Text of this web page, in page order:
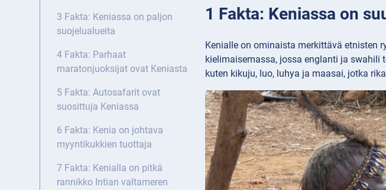
3 Fakta: Keniassa on paljon
suojelualueita
4 Fakta: Parhaat
maratonjuoksijat ovat Keniasta
5 Fakta: Autosafarit ovat
suosittuja Keniassa
6 Fakta: Kenia on johtava
myyntikukkien tuottaja
7 Fakta: Kenialla on pitkä
rannikko Intian valtameren
1 Fakta: Keniassa on
Kenialle on ominaista merkittävä etnisten
kielimaisemassa, jossa englanti ja
kuten kikuju, luo, luhya ja maasai, jotka